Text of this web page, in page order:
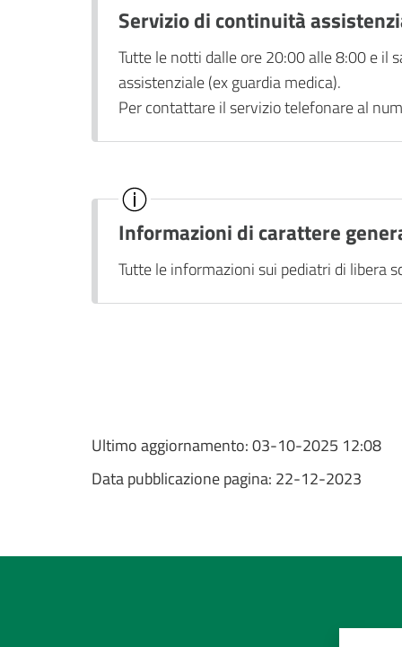
Servizio di continuità
Tutte le notti dalle ore 20:00 alle 8:00 e il
assistenziale (ex guardia medica).
Per contattare il servizio telefonare al
Informazioni di carattere
Tutte le informazioni sui pediatri di libera
Ultimo aggiornamento:03-10-2025 12:08
Data pubblicazione pagina: 22-12-2023